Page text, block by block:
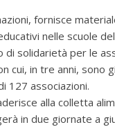
fornisce
nelle scuole
solidarietà per le
cui, in tre anni, sono
127 associazioni.
alla colletta
in due giornate a